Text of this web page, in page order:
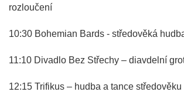
rozloučení
10:30 Bohemian Bards - středověká
11:10 Divadlo Bez Střechy – diavdelní
12:15 Trifikus – hudba a tance středověku